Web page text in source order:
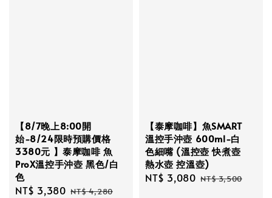
【8/7晚上8:00開
始-8/24限時預購價格
3380元 】泰摩咖啡 魚
ProX溫控手沖壺 黑色/白
色
Sale
NT$ 3,380 Regular
NT$ 4,280
【泰摩咖啡】魚SMART
溫控手沖壺 600ml-白
色細嘴 (溫控壺 快煮壺
熱水壺 控溫壺)
Sale
NT$ 3,080 Regular
NT$ 3,500